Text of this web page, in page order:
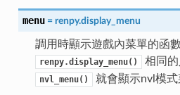
menu = renpy.display_menu
調用時顯示遊戲內菜單的函
renpy.display_menu() 相同
nvl_menu() 就會顯示nvl模式